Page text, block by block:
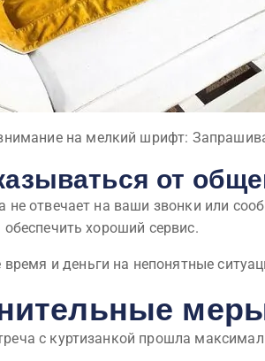
на мелкий шрифт:
от
не отвечает на ваши звонки или
хороший сервис.
время и деньги на непонятные
с куртизанкой прошла